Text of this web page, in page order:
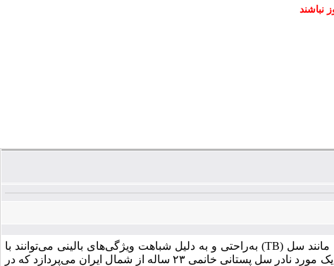
نباشند
مانند سل (TB) به‌راحتی و به دلیل شباهت ویژگی‌های بالینی می‌توانند با
بدخیمی‌هایی مانند سرطان پستان اشتباه گرفته شوند. این گزارش مورد به بررسی یک مورد نادر سل پستانی خانمی ۲۳ ساله از شمال ایران می‌پردازد که در